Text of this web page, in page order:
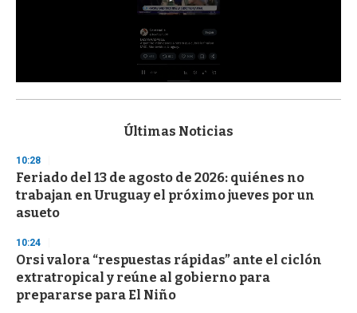
s
d
s
o
f
3
s
e
c
o
n
d
Últimas Noticias
10:28
Feriado del 13 de agosto de 2026: quiénes no
trabajan en Uruguay el próximo jueves por un
asueto
10:24
Orsi valora “respuestas rápidas” ante el ciclón
extratropical y reúne al gobierno para
prepararse para El Niño